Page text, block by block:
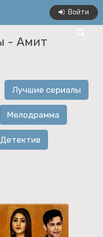
Войти
- Амит
Лучшие сериалы
Мелодрамма
Детектив